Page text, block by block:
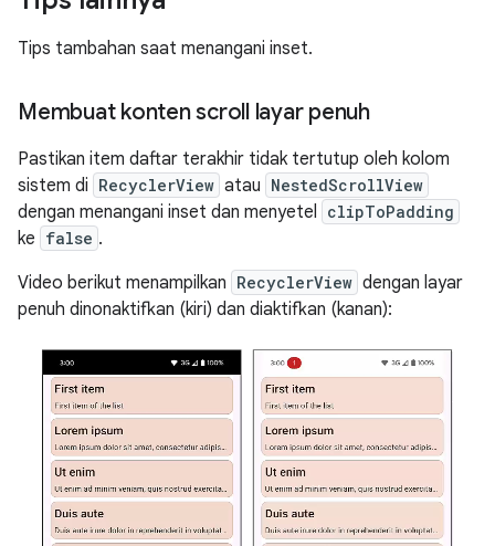
Tips tambahan saat menangani inset.
Membuat konten scroll layar penuh
Pastikan item daftar terakhir tidak tertutup oleh kolom
sistem di RecyclerView atau NestedScrollView
dengan menangani inset dan menyetel clipToPadding
ke false .
Video berikut menampilkan RecyclerView dengan layar
penuh dinonaktifkan (kiri) dan diaktifkan (kanan):